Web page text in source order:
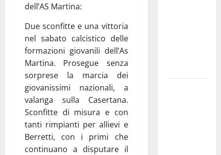
dell’AS Martina:
Due sconfitte e una vittoria
nel sabato calcistico delle
formazioni giovanili dell’As
Martina. Prosegue senza
sorprese la marcia dei
giovanissimi nazionali, a
valanga sulla Casertana.
Sconfitte di misura e con
tanti rimpianti per allievi e
Berretti, con i primi che
continuano a disputare il